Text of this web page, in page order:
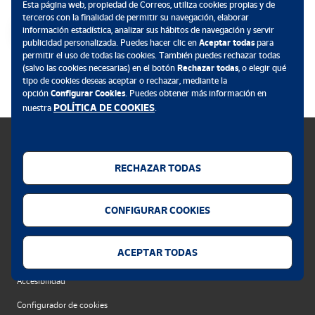
Política de cookies
Privacidad web
Accesibilidad
Configurador de cookies
Esta página web, propiedad de Correos, utiliza cookies propias y de
terceros con la finalidad de permitir su navegación, elaborar
información estadística, analizar sus hábitos de navegación y servir
publicidad personalizada. Puedes hacer clic en Aceptar todaspara
permitir el uso de todas las cookies. También puedes rechazar todas
(salvo las cookies necesarias) en el botón Rechazar todas, o elegir qué
tipo de cookies deseas aceptar o rechazar, mediante la
opción Configurar Cookies. Puedes obtener más información en
nuestra POLÍTICA DE COOKIES.
RECHAZAR TODAS
CONFIGURAR COOKIES
ACEPTAR TODAS